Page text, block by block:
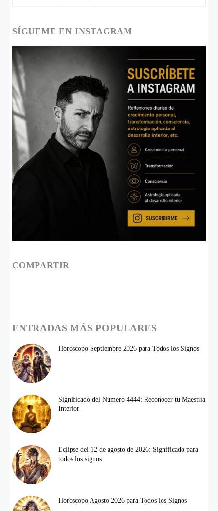
SÍGUEME EN INSTAGRAM
COMPARTIR
ENTRADAS MÁS POPULARES
Horóscopo Septiembre 2026 para Todos los Signos
Significado del Número 4444: Reconocer tu Maestría
Interior
Eclipse del 12 de agosto de 2026: Significado para
todos los signos
Horóscopo Agosto 2026 para Todos los Signos